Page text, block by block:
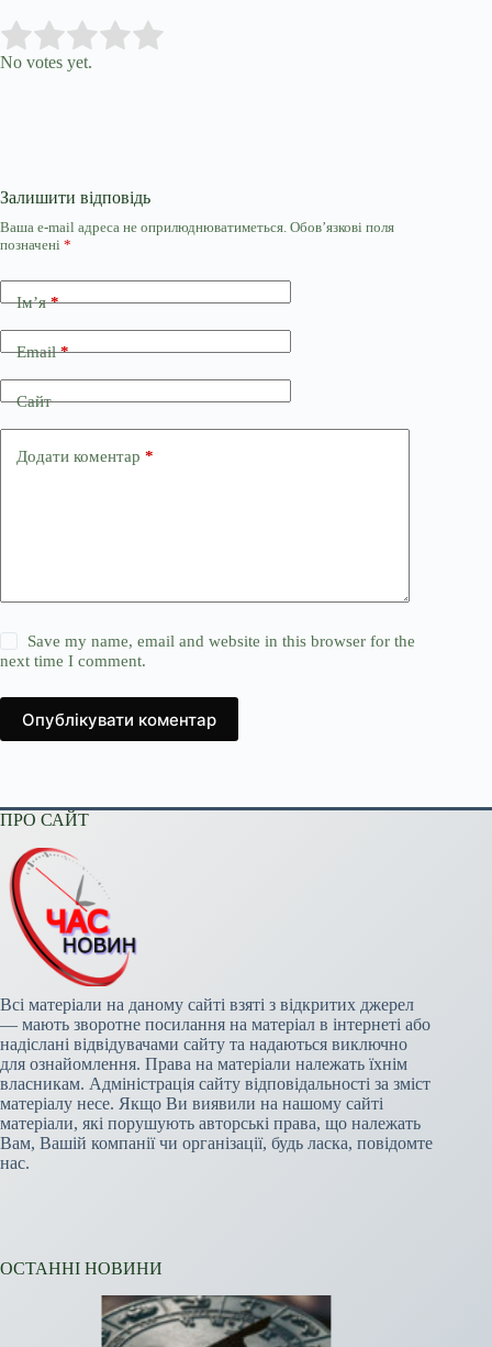
Rate this item:
No votes yet.
Залишити відповідь
Ваша e-mail адреса не оприлюднюватиметься. Обов’язкові поля
позначені *
Ім’я*
Email*
Сайт
Додати коментар *
Save my name, email and website in this browser for the
next time I comment.
Опублікувати коментар
ПРО САЙТ
Всі матеріали на даному сайті взяті з відкритих джерел
— мають зворотне посилання на матеріал в інтернеті або
надіслані відвідувачами сайту та надаються виключно
для ознайомлення. Права на матеріали належать їхнім
власникам. Адміністрація сайту відповідальності за зміст
матеріалу несе. Якщо Ви виявили на нашому сайті
матеріали, які порушують авторські права, що належать
Вам, Вашій компанії чи організації, будь ласка, повідомте
нас.
ОСТАННІ НОВИНИ